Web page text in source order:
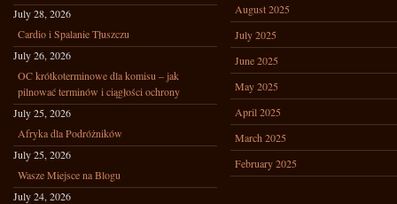
July 28, 2026
Cardio i Spalanie Tłuszczu
July 26, 2026
OC krótkoterminowe dla komisu – jak
pilnować terminów i ciągłości ochrony
July 25, 2026
Afryka dla Podróżników
July 25, 2026
Wasze Miejsce na Blogu
July 24, 2026
August 2025
July 2025
June 2025
May 2025
April 2025
March 2025
February 2025